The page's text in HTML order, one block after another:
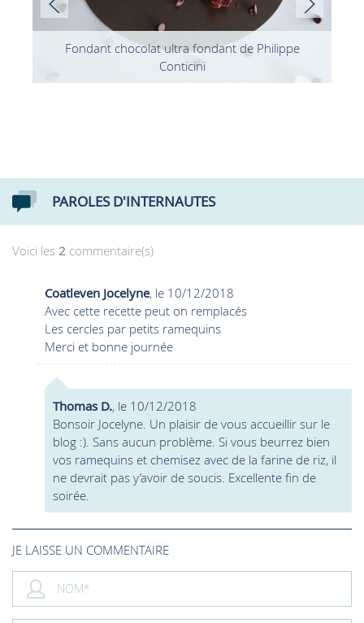
Fondant chocolat ultra fondant de Philippe
Conticini
PAROLES D'INTERNAUTES
Voici les 2 commentaire(s)
Coatleven Jocelyne, le 10/12/2018
Avec cette recette peut on remplacés
Les cercles par petits ramequins
Merci et bonne journée
Thomas D., le 10/12/2018
Bonsoir Jocelyne. Un plaisir de vous accueillir sur le
blog :). Sans aucun problème. Si vous beurrez bien
vos ramequins et chemisez avec de la farine de riz, il
ne devrait pas y’avoir de soucis. Excellente fin de
soirée.
JE LAISSE UN COMMENTAIRE